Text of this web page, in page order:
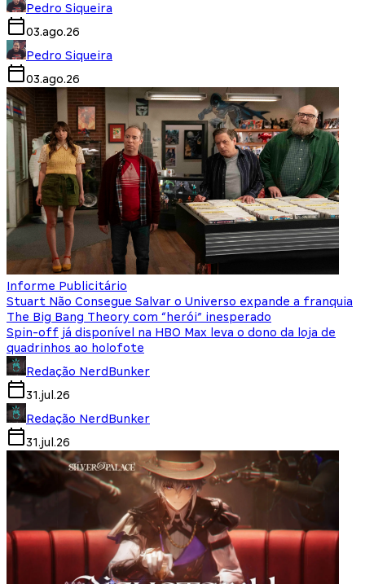
Pedro Siqueira
03.ago.26
Pedro Siqueira
03.ago.26
Informe Publicitário
Stuart Não Consegue Salvar o Universo expande a franquia
The Big Bang Theory com “herói” inesperado
Spin-off já disponível na HBO Max leva o dono da loja de
quadrinhos ao holofote
Redação NerdBunker
31.jul.26
Redação NerdBunker
31.jul.26